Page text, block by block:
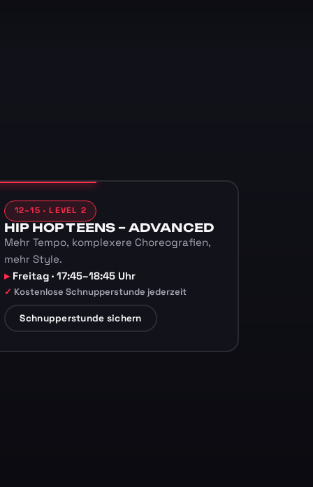
12–15 · LEVEL 2
HIP HOP TEENS – ADVANCED
Mehr Tempo, komplexere Choreografien,
mehr Style.
Freitag · 17:45–18:45 Uhr
Kostenlose Schnupperstunde jederzeit
Schnupperstunde sichern